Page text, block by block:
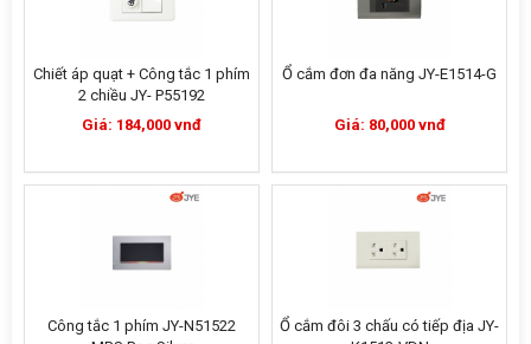
Chiết áp quạt + Công tắc 1 phím
2 chiều JY- P55192
Giá: 184,000 vnđ
Ổ cắm đơn đa năng JY-E1514-G
Giá: 80,000 vnđ
Công tắc 1 phím JY-N51522
Ổ cắm đôi 3 chấu có tiếp địa JY-